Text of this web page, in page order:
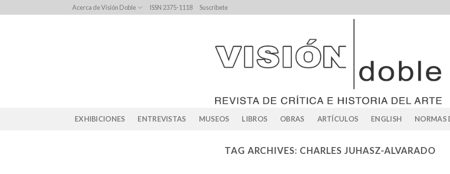
to
Acerca de Visión Doble ISSN 2375-1118 Suscríbete
EXHIBICIONES ENTREVISTAS MUSEOS LIBROS OBRAS ARTÍCULOS ENGLISH NORMAS
TAG ARCHIVES: CHARLES JUHASZ-ALVARADO